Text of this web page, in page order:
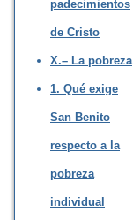
padecimientos
de Cristo
X.– La pobreza
1. Qué exige
San Benito
respecto a la
pobreza
individual